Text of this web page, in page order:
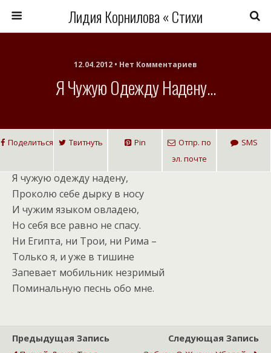
Лидия Корнилова « Стихи
12.04.2012 • Нет Комментариев
Я Чужую Одежду Надену…
Поделиться Твитнуть Pin
Отпр. по
эл. почте
SMS
Я чужую одежду надену,
Проколю себе дырку в носу
И чужим языком овладею,
Но себя все равно не спасу.
Ни Египта, ни Трои, ни Рима –
Только я, и уже в тишине
Запевает мобильник незримый
Поминальную песнь обо мне.
Предыдущая Запись
Следующая Запись